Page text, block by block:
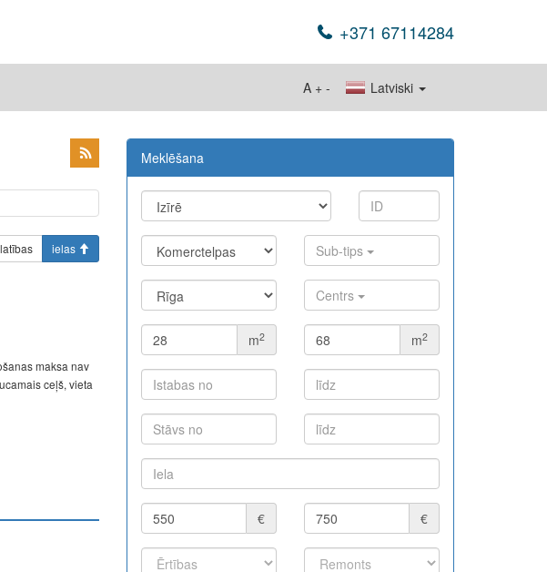
+371 67114284
Latviski
A + -
ielas
maksa nav
ceļš, vieta
Meklēšana
Sub-tips
Centrs
m2 m2
€ €